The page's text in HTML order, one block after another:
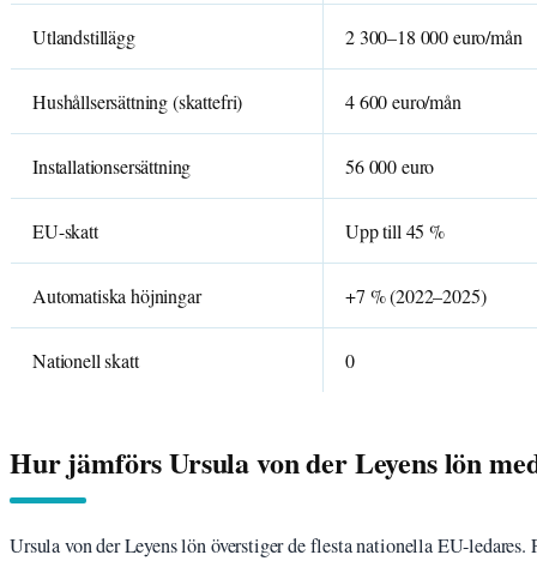
Utlandstillägg 2 300–18 000 euro/mån
Hushållsersättning (skattefri) 4 600 euro/mån
Installationsersättning 56 000 euro
EU-skatt Upp till 45 %
Automatiska höjningar +7 % (2022–2025)
Nationell skatt 0
Hur jämförs Ursula von der Leyens lön
Ursula von der Leyens lön överstiger de flesta nationella EU-